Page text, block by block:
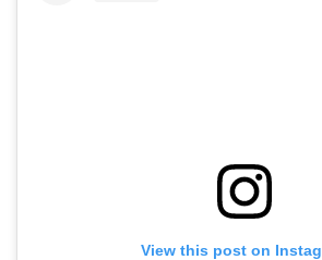
View this post on